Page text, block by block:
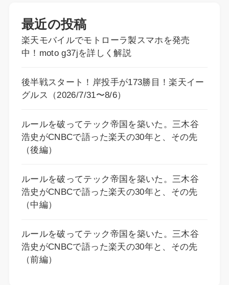
最近の投稿
楽天モバイルでモトローラ製スマホを発売
中！moto g37jを詳しく解説
後半戦スタート！岸投手が173勝目！楽天イー
グルス（2026/7/31〜8/6）
ルールを破ってテック帝国を築いた。三木谷
浩史がCNBCで語った楽天の30年と、その先
（後編）
ルールを破ってテック帝国を築いた。三木谷
浩史がCNBCで語った楽天の30年と、その先
（中編）
ルールを破ってテック帝国を築いた。三木谷
浩史がCNBCで語った楽天の30年と、その先
（前編）